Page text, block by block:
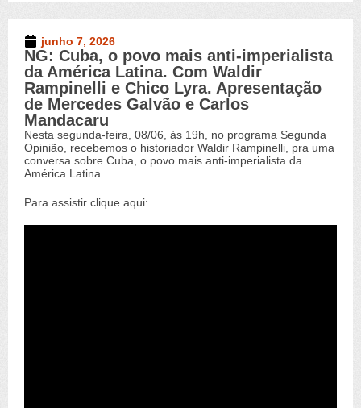
Novo Germinal,Vídeos
junho 7, 2026
NG: Cuba, o povo mais anti-imperialista
da América Latina. Com Waldir
Rampinelli e Chico Lyra. Apresentação
de Mercedes Galvão e Carlos
Mandacaru
Nesta segunda-feira, 08/06, às 19h, no programa Segunda
Opinião, recebemos o historiador Waldir Rampinelli, pra uma
conversa sobre Cuba, o povo mais anti-imperialista da
América Latina.
Para assistir clique aqui: